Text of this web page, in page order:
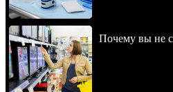
Почему вы не